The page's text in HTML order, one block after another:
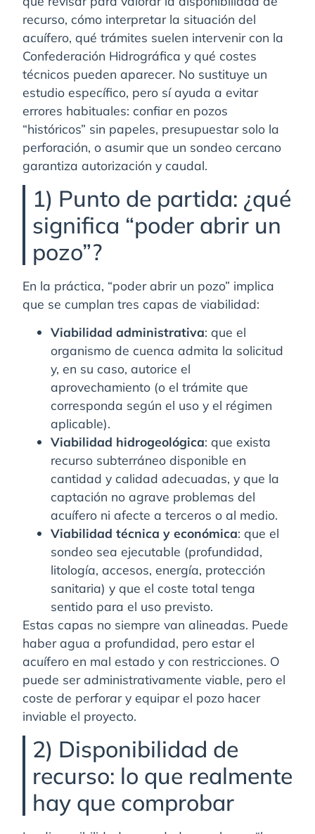
recurso, cómo interpretar la situación del
acuífero, qué trámites suelen intervenir con la
Confederación Hidrográfica y qué costes
técnicos pueden aparecer. No sustituye un
estudio específico, pero sí ayuda a evitar
errores habituales: confiar en pozos
“históricos” sin papeles, presupuestar solo la
perforación, o asumir que un sondeo cercano
garantiza autorización y caudal.
1) Punto de partida: ¿qué
significa “poder abrir un
pozo”?
En la práctica, “poder abrir un pozo” implica
que se cumplan tres capas de viabilidad:
Viabilidad administrativa: que el
organismo de cuenca admita la solicitud
y, en su caso, autorice el
aprovechamiento (o el trámite que
corresponda según el uso y el régimen
aplicable).
Viabilidad hidrogeológica: que exista
recurso subterráneo disponible en
cantidad y calidad adecuadas, y que la
captación no agrave problemas del
acuífero ni afecte a terceros o al medio.
Viabilidad técnica y económica: que el
sondeo sea ejecutable (profundidad,
litología, accesos, energía, protección
sanitaria) y que el coste total tenga
sentido para el uso previsto.
Estas capas no siempre van alineadas. Puede
haber agua a profundidad, pero estar el
acuífero en mal estado y con restricciones. O
puede ser administrativamente viable, pero el
coste de perforar y equipar el pozo hacer
inviable el proyecto.
2) Disponibilidad de
recurso: lo que realmente
hay que comprobar